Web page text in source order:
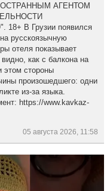
АГЕНТОМ
В Грузии появился
русскоязычную
отеля показывает
как с балкона на
этом стороны
произошедшего: одни
из-за языка.
https://www.kavkaz-
05 августа 2026, 11:58